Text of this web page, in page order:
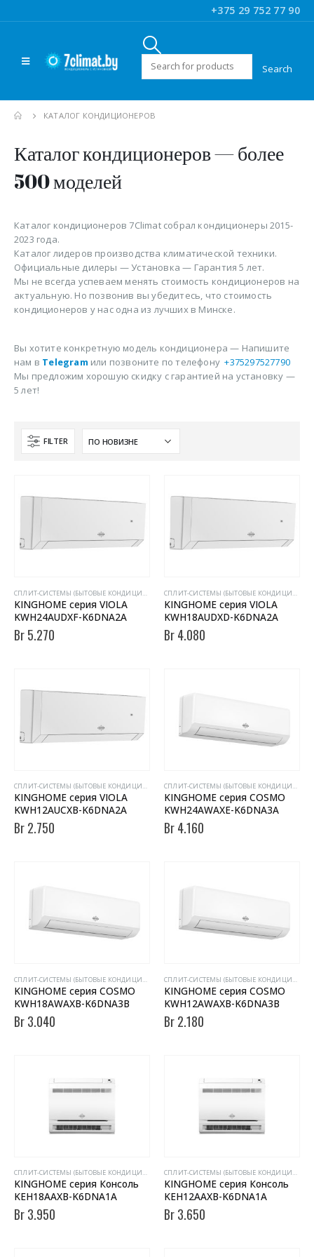
+375 29 752 77 90
Искать:
КАТАЛОГ КОНДИЦИОНЕРОВ
Каталог кондиционеров — более
500 моделей
Каталог кондиционеров 7Climat собрал кондиционеры 2015-
2023 года.
Каталог лидеров производства климатической техники.
Официальные дилеры — Установка — Гарантия 5 лет.
Мы не всегда успеваем менять стоимость кондиционеров на
актуальную. Но позвонив вы убедитесь, что стоимость
кондиционеров у нас одна из лучших в Минске.
Вы хотите конкретную модель кондиционера — Напишите
нам в Telegram или позвоните по телефону+375297527790
Мы предложим хорошую скидку с гарантией на установку —
5 лет!
FILTER
CПЛИТ-СИСТЕМЫ (БЫТОВЫЕ КОНДИЦИОНЕРЫ)
KINGHOME серия VIOLA
KWH24AUDXF-K6DNA2A
Br5.270
CПЛИТ-СИСТЕМЫ (БЫТОВЫЕ КОНДИЦИОНЕРЫ)
KINGHOME серия VIOLA
KWH18AUDXD-K6DNA2A
Br4.080
CПЛИТ-СИСТЕМЫ (БЫТОВЫЕ КОНДИЦИОНЕРЫ)
KINGHOME серия VIOLA
KWH12AUCXB-K6DNA2A
Br2.750
CПЛИТ-СИСТЕМЫ (БЫТОВЫЕ КОНДИЦИОНЕРЫ)
KINGHOME серия COSMO
KWH24AWAXE-K6DNA3A
Br4.160
CПЛИТ-СИСТЕМЫ (БЫТОВЫЕ КОНДИЦИОНЕРЫ)
KINGHOME серия COSMO
KWH18AWAXB-K6DNA3B
Br3.040
CПЛИТ-СИСТЕМЫ (БЫТОВЫЕ КОНДИЦИОНЕРЫ)
KINGHOME серия COSMO
KWH12AWAXB-K6DNA3B
Br2.180
CПЛИТ-СИСТЕМЫ (БЫТОВЫЕ КОНДИЦИОНЕРЫ)
KINGHOME серия Консоль
KEH18AAXB-K6DNA1A
Br3.950
CПЛИТ-СИСТЕМЫ (БЫТОВЫЕ КОНДИЦИОНЕРЫ)
KINGHOME серия Консоль
KEH12AAXB-K6DNA1A
Br3.650